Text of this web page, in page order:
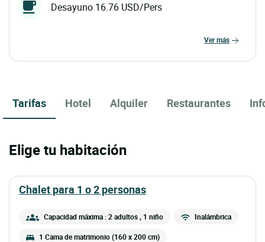
Desayuno 16.76 USD/Pers
ver más
Tarifas Hotel Alquiler Restaurantes
Elige tu habitación
chalet para 1 o 2 personas
Capacidad máxima : 2 adultos, 1 niño Inalámbrica
1 Cama de matrimonio (160 x 200 cm)